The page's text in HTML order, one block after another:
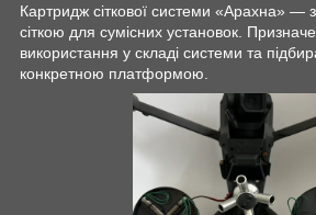
Картридж сіткової системи «Арахна» —
сіткою для сумісних установок.
використання у складі системи та
конкретною платформою.